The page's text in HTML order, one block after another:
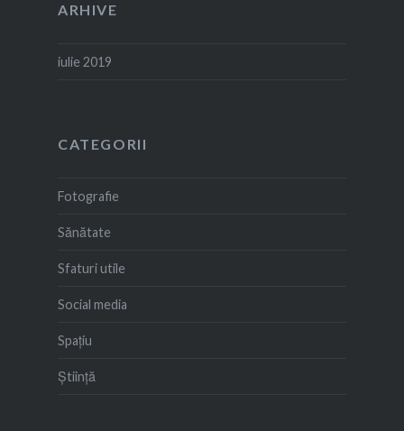
ARHIVE
iulie 2019
CATEGORII
Fotografie
Sănătate
Sfaturi utile
Social media
Spațiu
Știință